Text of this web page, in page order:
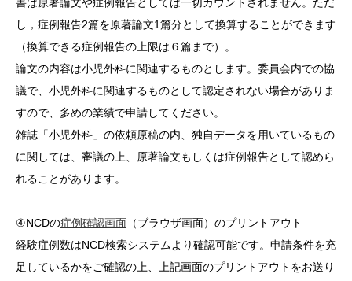
し，症例報告2篇を原著論文1篇分として換算することができます
（換算できる症例報告の上限は６篇まで）。
論文の内容は小児外科に関連するものとします。委員会内での協
議で、小児外科に関連するものとして認定されない場合がありま
すので、多めの業績で申請してください。
雑誌「小児外科」の依頼原稿の内、独自データを用いているもの
に関しては、審議の上、原著論文もしくは症例報告として認めら
れることがあります。
④NCDの症例確認画面 （ブラウザ画面）のプリントアウト
経験症例数はNCD検索システムより確認可能です。申請条件を充
足しているかをご確認の上、上記画面のプリントアウトをお送り